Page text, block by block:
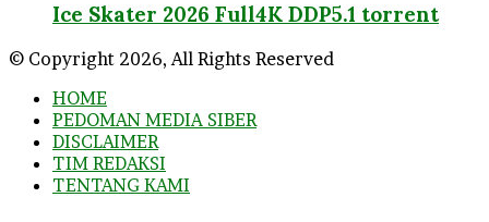
Ice Skater 2026 Full4K DDP5.1 torrent
© Copyright 2026, All Rights Reserved
HOME
PEDOMAN MEDIA SIBER
DISCLAIMER
TIM REDAKSI
TENTANG KAMI